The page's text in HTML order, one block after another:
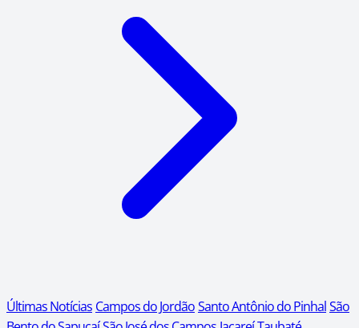
Últimas Notícias Campos do JordãoSanto Antônio do PinhalSão